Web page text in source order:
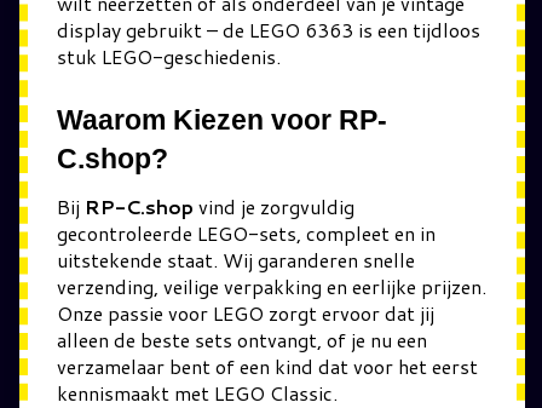
display gebruikt – de LEGO 6363 is een tijdloos
stuk LEGO-geschiedenis.
Waarom Kiezen voor RP-
C.shop?
Bij RP-C.shop vind je zorgvuldig
gecontroleerde LEGO-sets, compleet en in
uitstekende staat. Wij garanderen snelle
verzending, veilige verpakking en eerlijke prijzen.
Onze passie voor LEGO zorgt ervoor dat jij
alleen de beste sets ontvangt, of je nu een
verzamelaar bent of een kind dat voor het eerst
kennismaakt met LEGO Classic.